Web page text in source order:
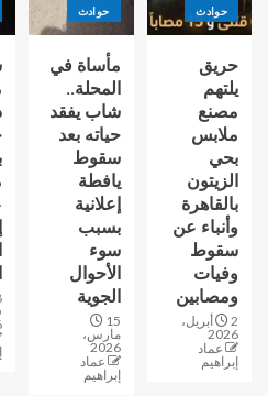
حوادث
حريق
يلتهم
مصنع
ملابس
بحي
الزيتون
بالقاهرة
وأنباء عن
سقوط
وفيات
ومصابين
2 أبريل،
2026
عماد
إبراهيم
حوادث
مأساة في
المحلة..
شاب يفقد
حياته بعد
سقوط
يافطة
إعلانية
بسبب
سوء
الأحوال
الجوية
15
مارس،
2026
عماد
إبراهيم